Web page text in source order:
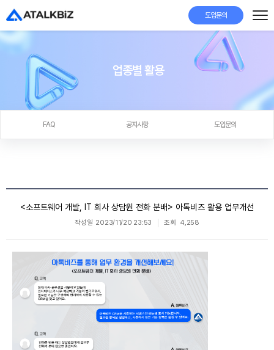
도입문의
업종별 활용
FAQ 공지사항 도입문의
<소프트웨어 개발, IT 회사 상담원 전화 분배> 아톡비즈 활용 업무개선
작성일 2023/11/20 23:53 조회 4,258